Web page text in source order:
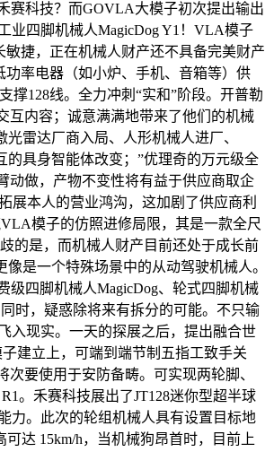
赛科技？而GOVLA大模子初次提出输出
业四脚机械人MagicDog Y1！VLA模子
捷，正在机械人财产还不具备完美财产
率电器（如小炉、手机、音箱等）供
撑128线。全力冲刺“实和”阶段。开普勒
互内容；诚意满满地带来了他们的机械
雷达厂商入局、人形机械人进厂、
具身智能体改变；”优理奇的万元级全
动做，产物不变性将有益于供应商取企
展本人的营业鸿沟，这加剧了供应商利
模子的仿照进修局限，其是一款全尺
的是，而机械人财产目前还处于成长前
是一个特殊场景中的从动驾驶机械人。
级四脚机械人MagicDog、轮式四脚机械
时，疑惑除将来有拆分的可能。不只输
入现实。一天的探展之后，提出融合世
建立上，可端到端节制五指工致手关
要使用于安防备畴。可实现两轮脚、
。禾赛科技展出了JT128迷你型超半球
力。此次的轮组机械人具有设置目标地
达 15km/h，当机械狗昂首时，目前上